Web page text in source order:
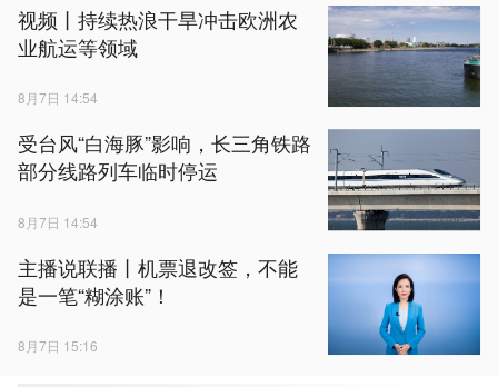
视频丨持续热浪干旱冲击欧洲农
业航运等领域
8月7日 14:54
受台风“白海豚”影响，长三角铁路
部分线路列车临时停运
8月7日 14:54
主播说联播丨机票退改签，不能
是一笔“糊涂账”！
8月7日 15:16